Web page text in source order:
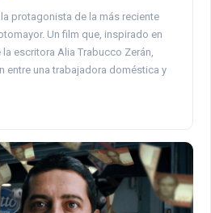
protagonista de la más reciente
Un film que, inspirado en
la escritora Alia Trabucco Zerán,
entre una trabajadora doméstica y